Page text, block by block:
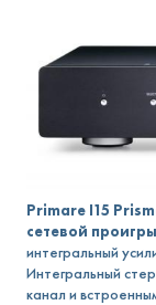
Primare I15
сетевой
интегральный
Интегральный
канал и